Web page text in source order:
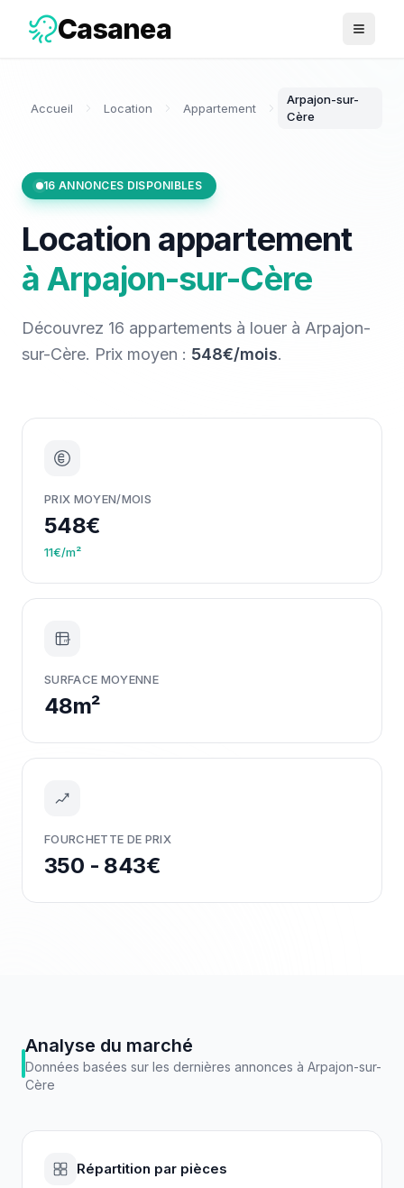
Casanea Ouvrir
Accueil Location Appartement
Arpajon-sur-
Cère
16 ANNONCES DISPONIBLES
Location appartement
àArpajon-sur-Cère
Découvrez 16 appartements à louer à Arpajon-
sur-Cère. Prix moyen : 548€/mois.
PRIX MOYEN/MOIS
548€
11€/m²
m²
SURFACE MOYENNE
48m²
FOURCHETTE DE PRIX
350 - 843€
Analyse du marché
Données basées sur les dernières annonces à Arpajon-sur-
Cère
Répartition par pièces